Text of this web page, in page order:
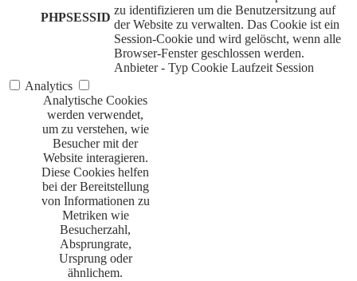
PHPSESSID
zu identifizieren um die Benutzersitzung auf
der Website zu verwalten. Das Cookie ist ein
Session-Cookie und wird gelöscht, wenn alle
Browser-Fenster geschlossen werden.
Anbieter - Typ Cookie Laufzeit Session
Analytics
Analytische Cookies
werden verwendet,
um zu verstehen, wie
Besucher mit der
Website interagieren.
Diese Cookies helfen
bei der Bereitstellung
von Informationen zu
Metriken wie
Besucherzahl,
Absprungrate,
Ursprung oder
ähnlichem.